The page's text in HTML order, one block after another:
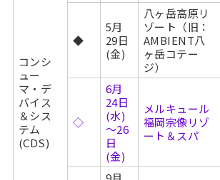
コンシ
ュー
マ・デ
バイス
＆シス
テム
(CDS)
◆
5月
29日
(金)
八ヶ岳高原リ
ゾート（旧：
AMBIENT八
ヶ岳コテー
ジ）
◇
6月
24日
(水)
～26
日
(金)
メルキュール
福岡宗像リゾ
ート＆スパ